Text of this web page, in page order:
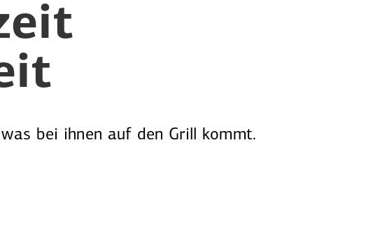
bei ihnen auf den Grill kommt.